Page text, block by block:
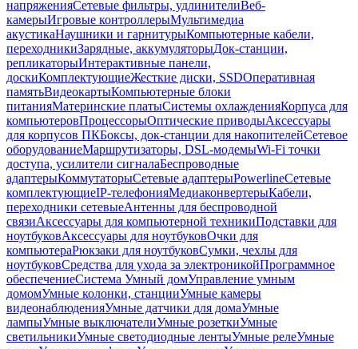
напряженияСетевые фильтры, удлинителиВеб-
камерыИгровые контроллерыМультимедиа
акустикаНаушники и гарнитурыКомпьютерные кабели,
переходникиЗарядные, аккумуляторыДок-станции,
репликаторыИнтерактивные панели,
доскиКомплектующиеЖесткие диски, SSDОперативная
памятьВидеокартыКомпьютерные блоки
питанияМатеринские платыСистемы охлажденияКорпуса для
компьютеровПроцессорыОптические приводыАксессуары
для корпусов ПКБоксы, док-станции для накопителейСетевое
оборудованиеМаршрутизаторы, DSL-модемыWi-Fi точки
доступа, усилители сигналаБеспроводные
адаптерыКоммутаторыСетевые адаптерыPowerlineСетевые
комплектующиеIP-телефонияМедиаконвертерыКабели,
переходники сетевыеАнтенны для беспроводной
связиАксессуары для компьютерной техникиПодставки для
ноутбуковАксессуары для ноутбуковОчки для
компьютераРюкзаки для ноутбуковСумки, чехлы для
ноутбуковСредства для ухода за электроникойПрограммное
обеспечениеСистема Умный домУправление умным
домомУмные колонки, станцииУмные камеры
видеонаблюденияУмные датчики для домаУмные
лампыУмные выключателиУмные розеткиУмные
светильникиУмные светодиодные лентыУмные релеУмные